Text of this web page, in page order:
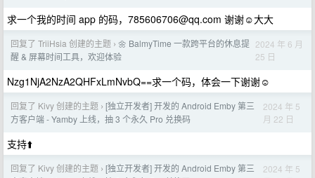
求一个我的时间 app 的码， 785606706@qq.com 谢谢☺️大大
回复了 TriiHsia 创建的主题 › 🌼 BalmyTime 一款跨平台的休息提
醒 & 屏幕时间工具，欢迎体验
2024 年 6 月
25 日
Nzg1NjA2NzA2QHFxLmNvbQ==求一个码，体会一下谢谢☺️
回复了 Kivy 创建的主题 › [独立开发者] 开发的 Android Emby 第三
方客户端 - Yamby 上线，抽 3 个永久 Pro 兑换码
2024 年 5
月 22 日
支持⬆️
回复了 Kivy 创建的主题 › [独立开发者] 开发的 Android Emby 第三
2024 年 5